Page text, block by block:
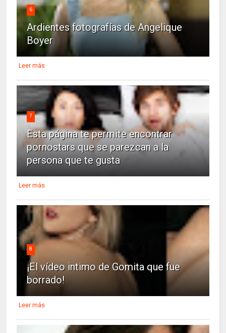
6
Ardientes fotografías de Angelique
Boyer
Leer más
7
Esta página te permite encontrar
pornostars que se parezcan a la
persona que te gusta
Leer más
8
¡El vídeo intimo de Gomita que fue
borrado!
Leer más